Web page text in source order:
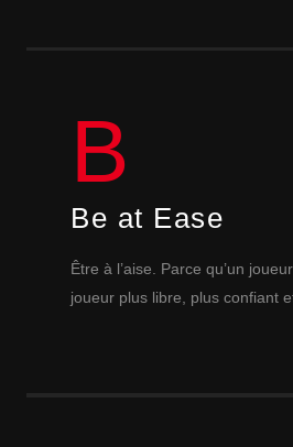
B
Be at Ease
Être à l’aise. Parce qu’un
joueur plus libre, plus confiant